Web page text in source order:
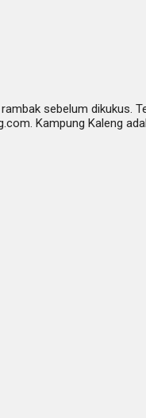
sebelum
Kampung Kaleng